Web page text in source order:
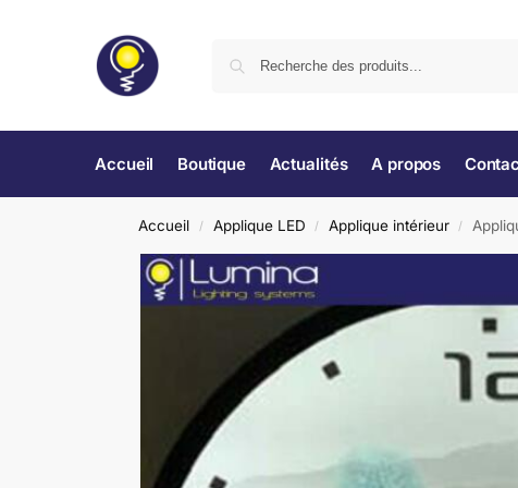
Accueil Boutique Actualités A propos
Accueil / Applique LED / Applique intérieur /